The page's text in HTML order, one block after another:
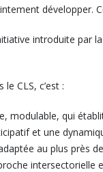
développer.
introduite par la
CLS, c’est :
modulable, qui
et une
au plus près
intersectorielle